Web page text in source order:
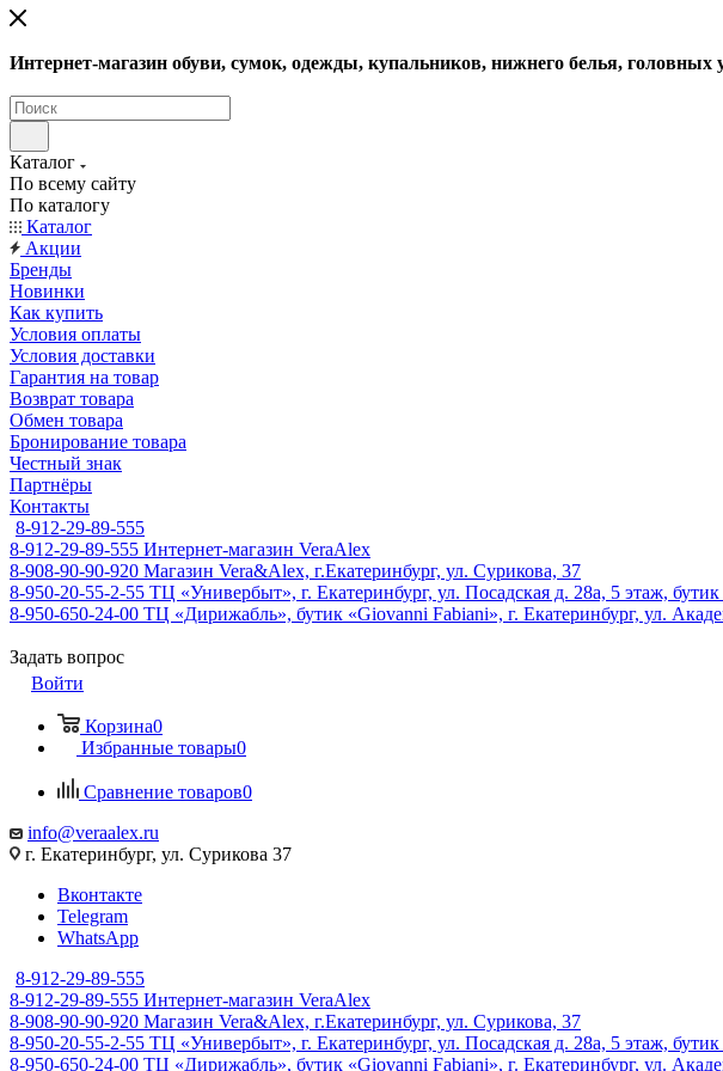
Интернет-магазин обуви, сумок, одежды, купальников, нижнего белья, головных
Каталог
По всему сайту
По каталогу
Каталог
Акции
Бренды
Новинки
Как купить
Условия оплаты
Условия доставки
Гарантия на товар
Возврат товара
Обмен товара
Бронирование товара
Честный знак
Партнёры
Контакты
8-912-29-89-555
8-912-29-89-555 Интернет-магазин VeraAlex
8-908-90-90-920 Магазин Vera&Alex, г.Екатеринбург, ул. Сурикова, 37
8-950-20-55-2-55 ТЦ «Универбыт», г. Екатеринбург, ул. Посадская д. 28а, 5 этаж,
8-950-650-24-00 ТЦ «Дирижабль», бутик «Giovanni Fabiani», г. Екатеринбург, ул.
Задать вопрос
Войти
Корзина0
Избранные товары0
Сравнение товаров0
info@veraalex.ru
г. Екатеринбург, ул. Сурикова 37
Вконтакте
Telegram
WhatsApp
8-912-29-89-555
8-912-29-89-555 Интернет-магазин VeraAlex
8-908-90-90-920 Магазин Vera&Alex, г.Екатеринбург, ул. Сурикова, 37
8-950-20-55-2-55 ТЦ «Универбыт», г. Екатеринбург, ул. Посадская д. 28а, 5 этаж,
8-950-650-24-00 ТЦ «Дирижабль», бутик «Giovanni Fabiani», г. Екатеринбург, ул.